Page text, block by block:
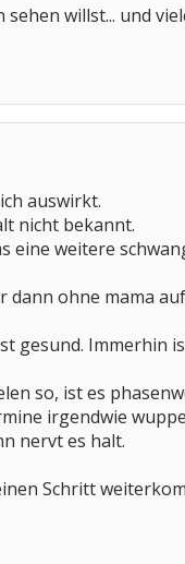
willst... und
auswirkt.
nicht bekannt.
eine weitere
ohne mama
gesund. Immerhin
so, ist es
irgendwie
nervt es halt.
Schritt